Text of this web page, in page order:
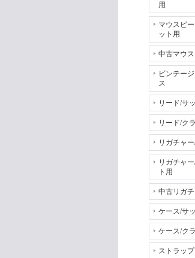
用
マウスピ
ット用
中古マウ
ビンテー
ス
リード/サ
リード/ク
リガチャ
リガチャ
ト用
中古リガ
ケース/サ
ケース/ク
ストラップ